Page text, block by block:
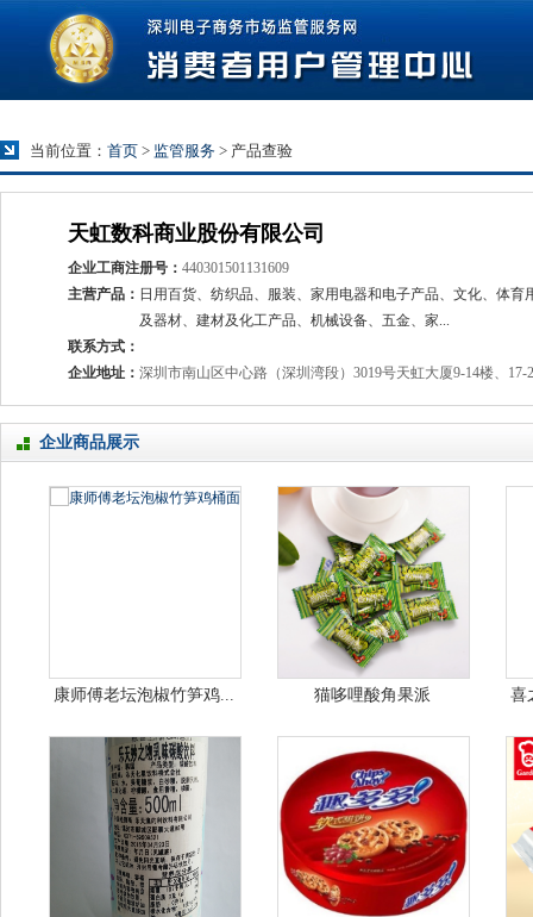
当前位置： 首页 > 监管服务 > 产品查验
天虹数科商业股份有限公司
企业工商注册号： 440301501131609
主营产品： 日用百货、纺织品、服装、家用电器和电子产品、文化、体育
及器材、建材及化工产品、机械设备、五金、家...
联系方式：
企业地址： 深圳市南山区中心路（深圳湾段）3019号天虹大厦9-14楼、17-
企业商品展示
康师傅老坛泡椒竹笋鸡... 猫哆哩酸角果派 喜